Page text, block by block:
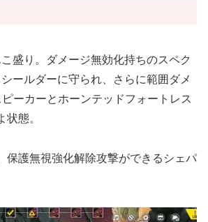
盛り。ダメージ無効化持ちのスペク
ールダーに守られ、さらに範囲ダメ
ーカーとホーンテッドフォートレス
態。
保護無視強化解除攻撃ができるシェパ